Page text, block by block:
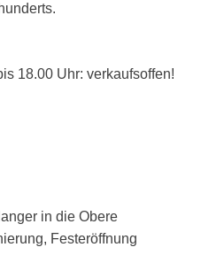
18.00 Uhr: verkaufsoffen!
in die Obere
Festeröffnung